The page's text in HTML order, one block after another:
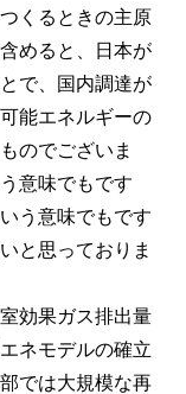
くるときの主原
めると、日本が
で、国内調達が
能エネルギーの
のでございま
意味でもです
う意味でもです
と思っておりま
効果ガス排出量
ネモデルの確立
では大規模な再